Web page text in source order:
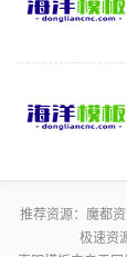
推荐资源： 魔都
极速资